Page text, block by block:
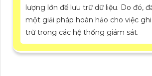
lượng lớn để lưu trữ dữ liệu. Do đó,
một giải pháp hoàn hảo cho việc
trữ trong các hệ thống giám sát.